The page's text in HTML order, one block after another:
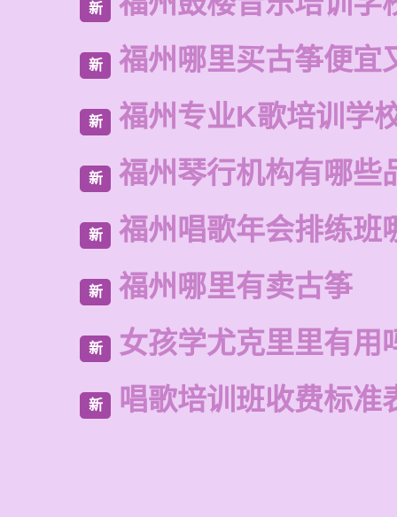
新
新 福州哪里买古筝便宜
新 福州专业K歌培训学
新 福州琴行机构有哪些
新 福州唱歌年会排练班
新 福州哪里有卖古筝
新 女孩学尤克里里有用
新 唱歌培训班收费标准